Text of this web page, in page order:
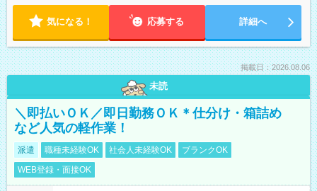
気になる！ 応募する 詳細へ
掲載日：2026.08.06
未読
＼即払いＯＫ／即日勤務ＯＫ＊仕分け・箱詰め
など人気の軽作業！
派遣 職種未経験OK 社会人未経験OK
ブランクOK
WEB登録・面接OK